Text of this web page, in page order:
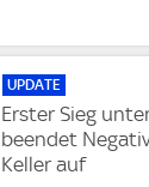
UPDATE
Erster Sieg
beendet
Keller auf